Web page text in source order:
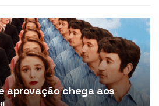
aprovação chega aos